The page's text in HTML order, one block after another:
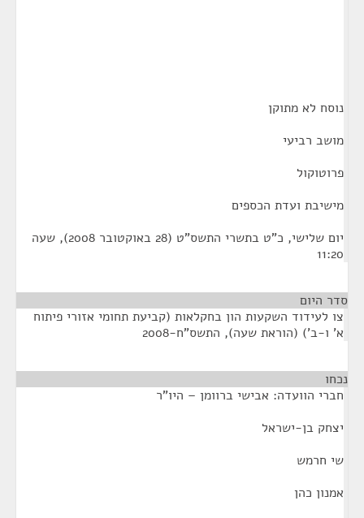
נוסח לא מתוקן
מושב רביעי
פרוטוקול
מישיבת ועדת הכספים
יום שלישי, כ"ט בתשרי התשס"ט (28 באוקטובר 2008), שעה
11:20
סדר היום
צו לעידוד השקעות הון בחקלאות (קביעת תחומי אזורי פיתוח
א' ו-ב') (הוראת שעה), התשס"ח-2008
נכחו
חברי הוועדה: אבישי ברוומן – היו"ר
יצחק בן-ישראל
שי חרמש
אמנון כהן